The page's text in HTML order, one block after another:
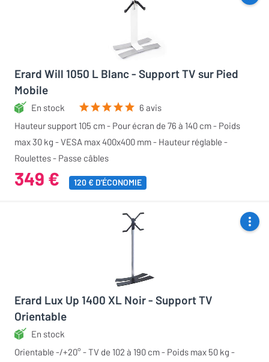
Erard Will 1050 L Blanc - Support TV sur Pied
Mobile
En stock
6 avis
Hauteur support 105 cm - Pour écran de 76 à 140 cm - Poids
max 30 kg - VESA max 400x400 mm - Hauteur réglable -
Roulettes - Passe câbles
349 € 120 € D'ÉCONOMIE
Erard Lux Up 1400 XL Noir - Support TV
Orientable
En stock
Orientable -/+20° - TV de 102 à 190 cm - Poids max 50 kg -